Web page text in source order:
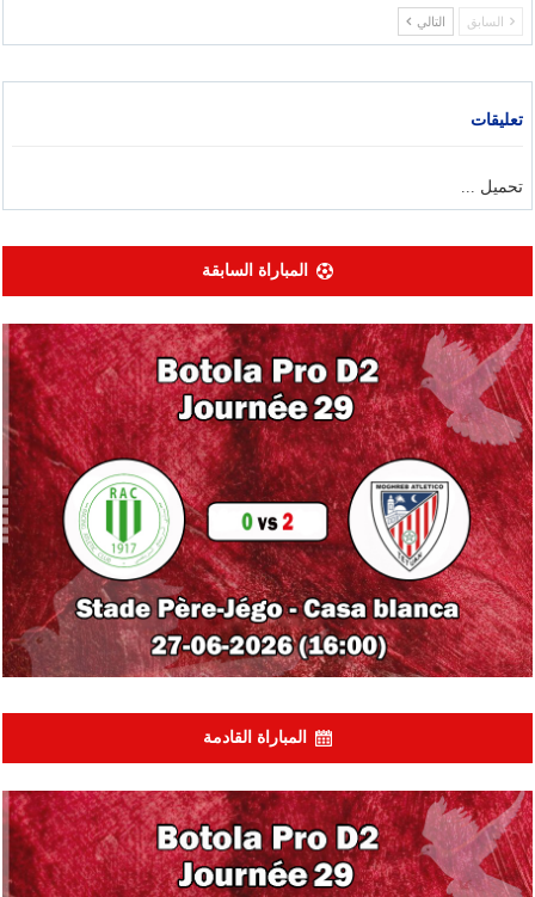
السابق التالي
تعليقات
تحميل ...
المباراة السابقة
المباراة القادمة